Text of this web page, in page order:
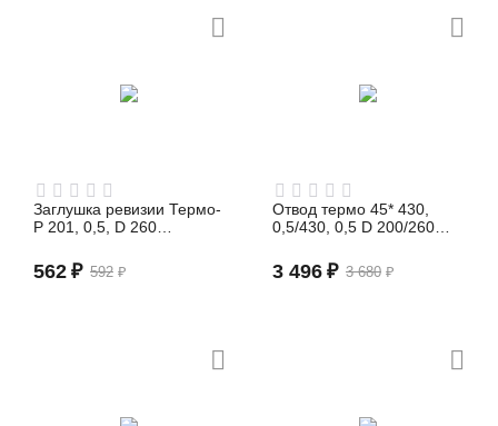
Заглушка ревизии Термо-
Р 201, 0,5, D 260
592 ₽
562 ₽
Отвод термо 45* 430,
0,5/430, 0,5 D 200/260
3 680 ₽
3 496 ₽